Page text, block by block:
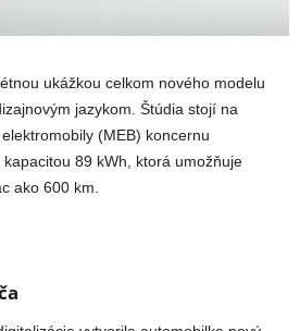
ukážkou celkom nového modelu
jazykom. Štúdia stojí na
(MEB) koncernu
89 kWh, ktorá umožňuje
ako 600 km.